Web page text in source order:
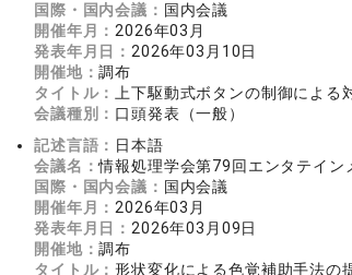
国際・国内会議： 国内会議
開催年月： 2026年03月
発表年月日： 2026年03月10日
開催地：調布
タイトル：
上下駆動式ボタンの制御によ
会議種別： 口頭発表（一般）
記述言語： 日本語
会議名：情報処理学会第79回エンタテイ
国際・国内会議： 国内会議
開催年月： 2026年03月
発表年月日： 2026年03月09日
開催地：調布
タイトル：形状変化による色覚補助手法の